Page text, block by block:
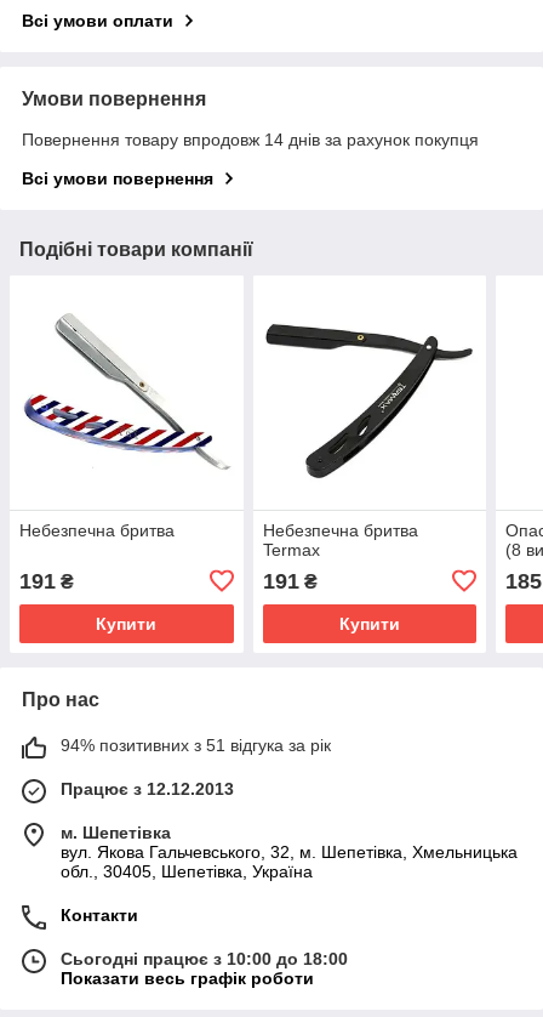
Всі умови оплати
Умови повернення
Повернення товару впродовж 14 днів за рахунок покупця
Всі умови повернення
Подібні товари компанії
Небезпечна бритва
191 ₴
Купити
Небезпечна бритва
Termax
191₴
Купити
(8
185
Про нас
94% позитивних з 51 відгука за рік
Працює з 12.12.2013
м. Шепетівка
вул. Якова Гальчевського, 32, м. Шепетівка, Хмельницька
обл., 30405, Шепетівка, Україна
Контакти
Сьогодні працює з 10:00 до 18:00
Показати весь графік роботи